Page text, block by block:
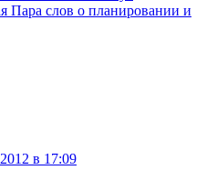
Пара слов о планировании и
в 17:09